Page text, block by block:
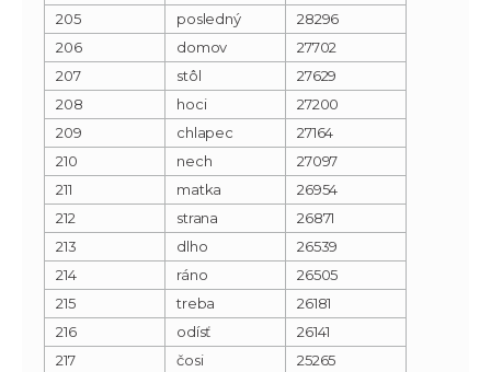
205
posledný
28296
206
domov
27702
207
stôl
27629
208
hoci
27200
209
chlapec
27164
210
nech
27097
211
matka
26954
212
strana
26871
213
dlho
26539
214
ráno
26505
215
treba
26181
216
odísť
26141
217
čosi
25265